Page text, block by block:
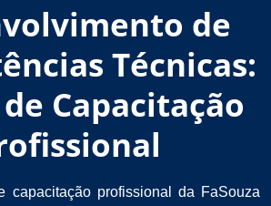
de
Técnicas:
Capacitação
capacitação profissional da FaSouza